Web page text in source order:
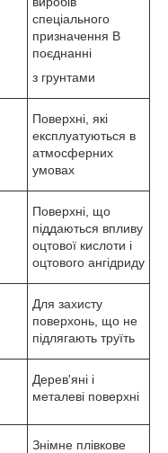
спеціального
призначення В
поєднанні
з грунтами
Поверхні, які
експлуатуються в
атмосферних
умовах
Поверхні, що
піддаються впливу
оцтової кислоти і
оцтового ангідриду
Для захисту
поверхонь, що не
підлягають труїть
Дерев'яні і
металеві поверхні
Знімне плівкове